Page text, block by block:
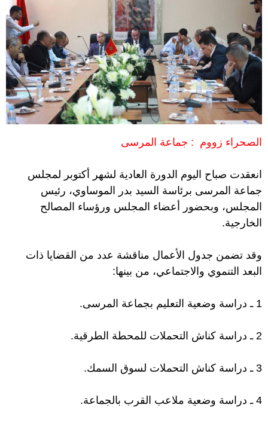
الصحراء زووم : جماعة المرسى
انعقدت صباح اليوم الدورة العادية لشهر أكتوبر لمجلس
جماعة المرسى برئاسة السيد بدر الموساوي، رئيس
المجلس، وبحضور أعضاء المجلس ورؤساء المصالح
الخارجية.
وقد تضمن جدول الأعمال مناقشة عدد من القضايا ذات
البعد التنموي والاجتماعي، من بينها:
1 ـ دراسة وضعية التعليم بجماعة المرسى.
2 ـ دراسة كناش التحملات للمحطة الطرقية.
3 ـ دراسة كناش التحملات لسوق السمك.
4 ـ دراسة وضعية ملاعب القرب بالجماعة.